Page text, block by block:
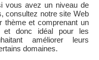
vous avez un niveau de
consultez notre site Web
thème et comprenant un
et donc idéal pour les
améliorer leurs
domaines.